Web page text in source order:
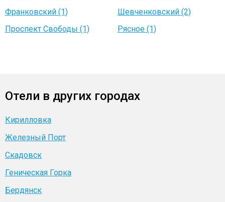
Франковский (1)
Шевченковский (2)
Проспект Свободы (1)
Рясное (1)
Отели в других городах
Кирилловка
Железный Порт
Скадовск
Геническая Горка
Бердянск